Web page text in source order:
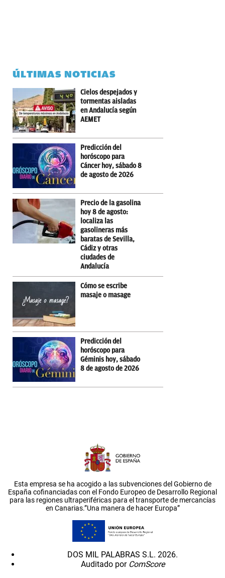
ÚLTIMAS NOTICIAS
Cielos despejados y
tormentas aisladas
en Andalucía según
AEMET
Predicción del
horóscopo para
Cáncer hoy, sábado 8
de agosto de 2026
Precio de la gasolina
hoy 8 de agosto:
localiza las
gasolineras más
baratas de Sevilla,
Cádiz y otras
ciudades de
Andalucía
Cómo se escribe
masaje o masage
Predicción del
horóscopo para
Géminis hoy, sábado
8 de agosto de 2026
Esta empresa se ha acogido a las subvenciones del Gobierno de
España cofinanciadas con el Fondo Europeo de Desarrollo Regional
para las regiones ultraperiféricas para el transporte de mercancías
en Canarias.”Una manera de hacer Europa”
DOS MIL PALABRAS S.L. 2026.
Auditado por ComScore